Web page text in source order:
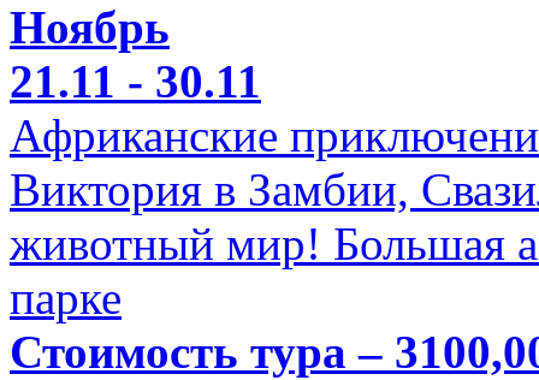
Ноябрь
21.11 - 30.11
Африканские
Виктория в Замбии,
животный мир! Большая
парке
Стоимость тура –